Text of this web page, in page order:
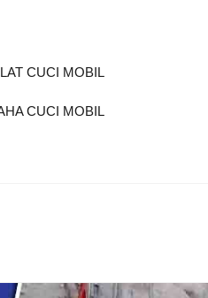
CUCI MOBIL
CUCI MOBIL